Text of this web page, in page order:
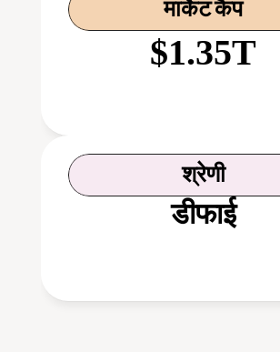
मार्केट कैप
$1.35T
श्रेणी
डीफाई